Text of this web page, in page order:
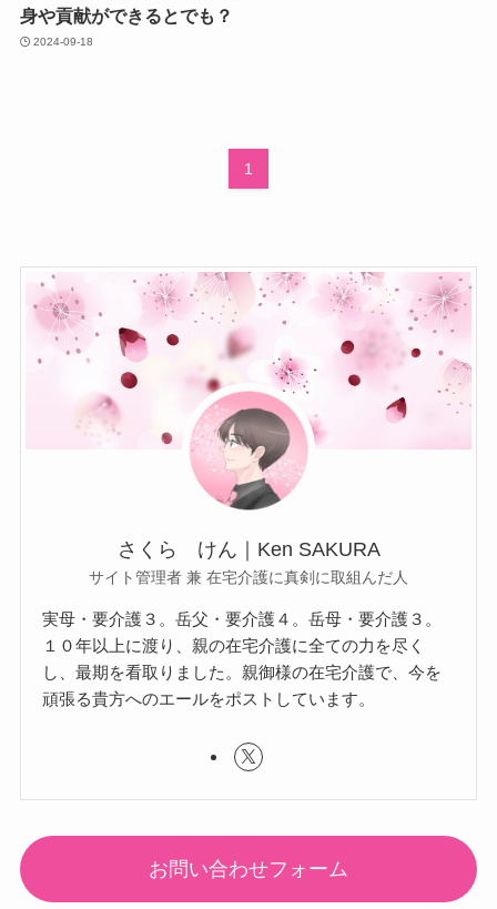
身や貢献ができるとでも？
2024-09-18
1
さくら けん｜Ken SAKURA
サイト管理者 兼 在宅介護に真剣に取組んだ人
実母・要介護３。岳父・要介護４。岳母・要介護３。
１０年以上に渡り、親の在宅介護に全ての力を尽く
し、最期を看取りました。親御様の在宅介護で、今を
頑張る貴方へのエールをポストしています。
お問い合わせフォーム